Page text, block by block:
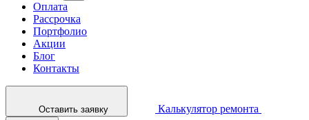
Оплата
Рассрочка
Портфолио
Акции
Блог
Контакты
Оставить заявку Калькулятор ремонта